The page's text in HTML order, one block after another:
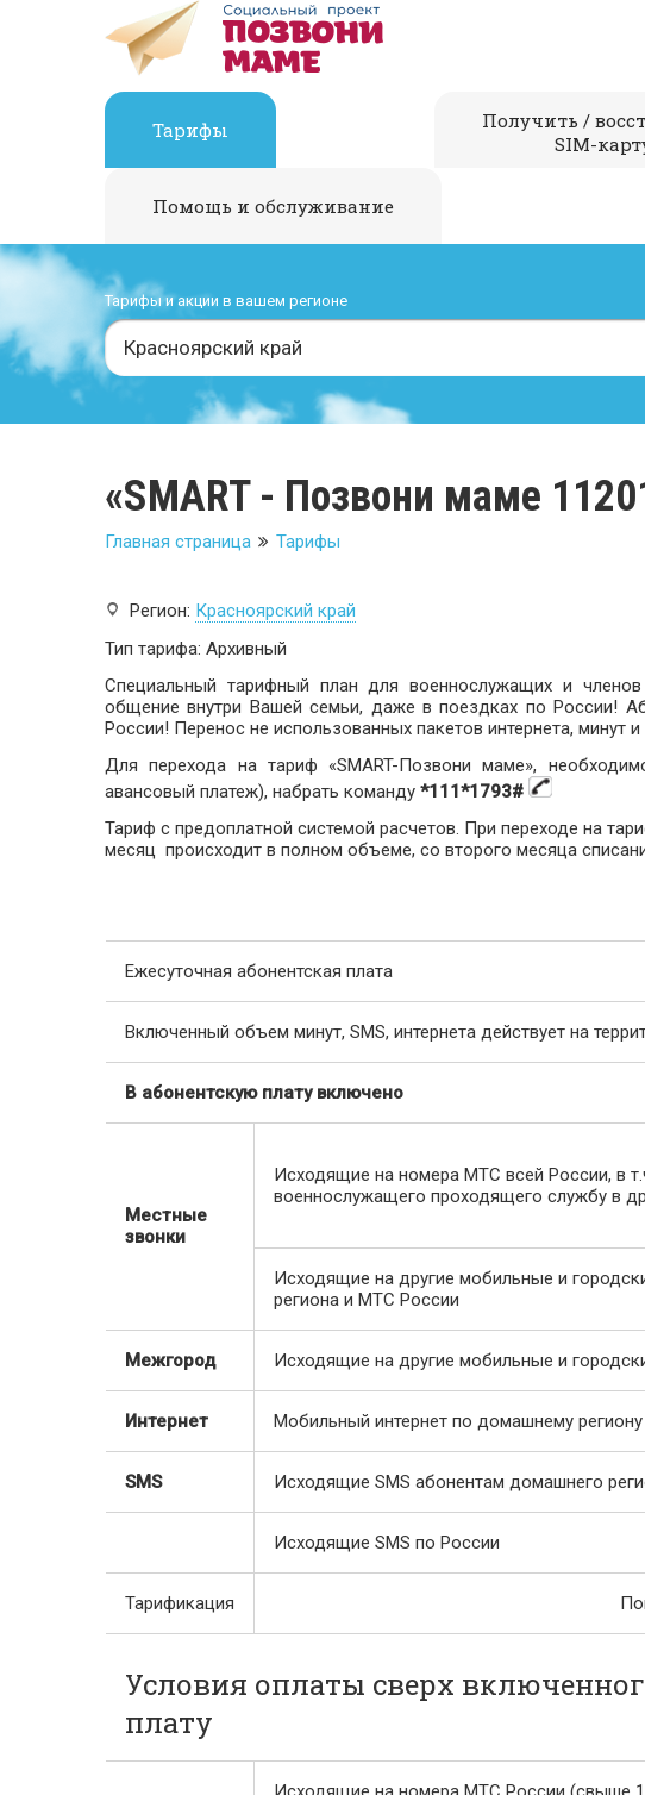
Тарифы
Получить /
SIM-
Помощь и обслуживание
Тарифы и акции в вашем регионе
Красноярский край
«SMART - Позвони маме
Главная страница Тарифы
Регион: Красноярский край
Тип тарифа: Архивный
Специальный тарифный план для военнослужащих и
общение внутри Вашей семьи, даже в поездках по России!
России! Перенос не использованных пакетов интернета,
Для перехода на тариф «SMART-Позвони маме»,
авансовый платеж), набрать команду *111*1793#
Тариф с предоплатной системой расчетов. При переходе на
месяц происходит в полном объеме, со второго месяца
Ежесуточная абонентская плата
Включенный объем минут, SMS, интернета действует на
В абонентскую плату включено
Местные
звонки
Исходящие на номера МТС всей России, в
военнослужащего проходящего службу в
Исходящие на другие мобильные и
региона и МТС России
Межгород Исходящие на другие мобильные и
Интернет Мобильный интернет по домашнему региону
SMS Исходящие SMS абонентам домашнего
Исходящие SMS по России
Тарификация
Условия оплаты сверх
плату